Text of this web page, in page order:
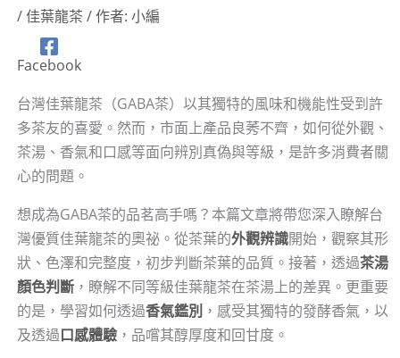
/ 佳葉龍茶 / 作者: 小編
Facebook
台灣佳葉龍茶（GABA茶）以其獨特的風味和機能性受到許
多茶友的喜愛。然而，市面上產品良莠不齊，如何從外觀、
茶湯、香氣和口感等面向辨別真偽與等級，是許多消費者關
心的問題。
想成為GABA茶的品茗高手嗎？本篇文章將帶您深入瞭解台
灣優質佳葉龍茶的奧祕。從茶葉的外觀辨識開始，觀察其形
狀、色澤和完整度，初步判斷茶葉的品質。接著，透過茶湯
顏色判斷，瞭解不同等級佳葉龍茶在茶湯上的差異。更重要
的是，學習如何透過香氣鑑別 ，感受其獨特的發酵香氣，以
及透過口感體驗，品嚐其醇厚度和回甘度。